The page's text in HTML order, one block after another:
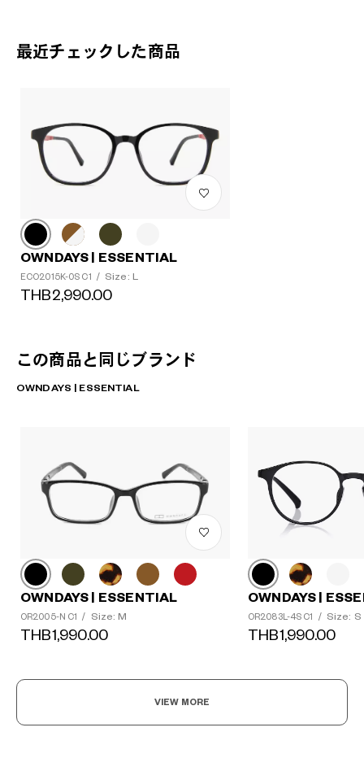
最近チェックした商品
OWNDAYS | ESSENTIAL
ECO2015K-0S C1 / Size: L
THB2,990.00
この商品と同じブランド
OWNDAYS | ESSENTIAL
OWNDAYS | ESSENTIAL
OR2005-N C1 / Size: M
THB1,990.00
OWNDAYS |
OR2083L-4S C1 / Size: S
THB1,990.00
VIEW MORE